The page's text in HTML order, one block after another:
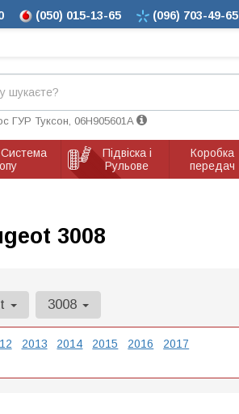
(050) 015-13-65 (096) 703-49-65
ГУР Туксон, 06H905601A
Підвіска і
Рульове
Коробка
передач
3008
2013 2014 2015 2016
2017
3008